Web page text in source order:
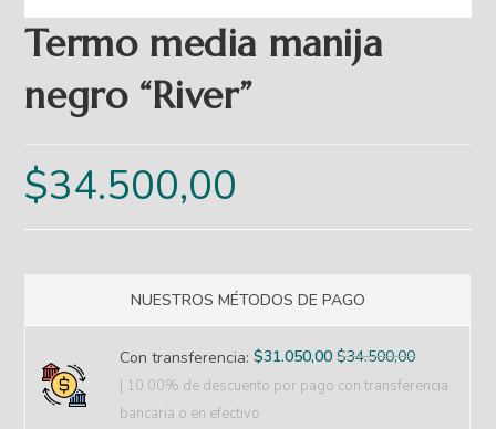
Termo media manija
negro “River”
$34.500,00
NUESTROS MÉTODOS DE PAGO
Con transferencia:$31.050,00 $34.500,00
| 10.00% de descuento por pago con transferencia
bancaria o en efectivo